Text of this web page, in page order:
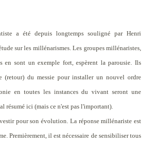
a été depuis longtemps souligné par Henri
sur les millénarismes. Les groupes millénaristes,
en sont un exemple fort, espèrent la parousie. Ils
(retour) du messie pour installer un nouvel ordre
en toutes les instances du vivant seront une
résumé ici (mais ce n'est pas l'important).
pour son évolution. La réponse millénariste est
Premièrement, il est nécessaire de sensibiliser tous